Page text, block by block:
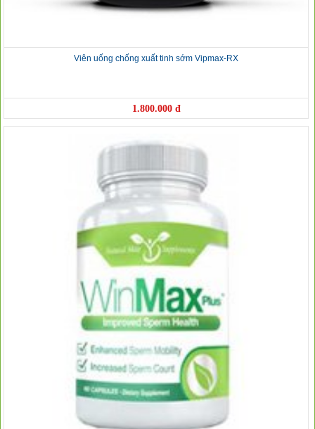
Viên uống chống xuất tinh sớm Vipmax-RX
1.800.000 đ